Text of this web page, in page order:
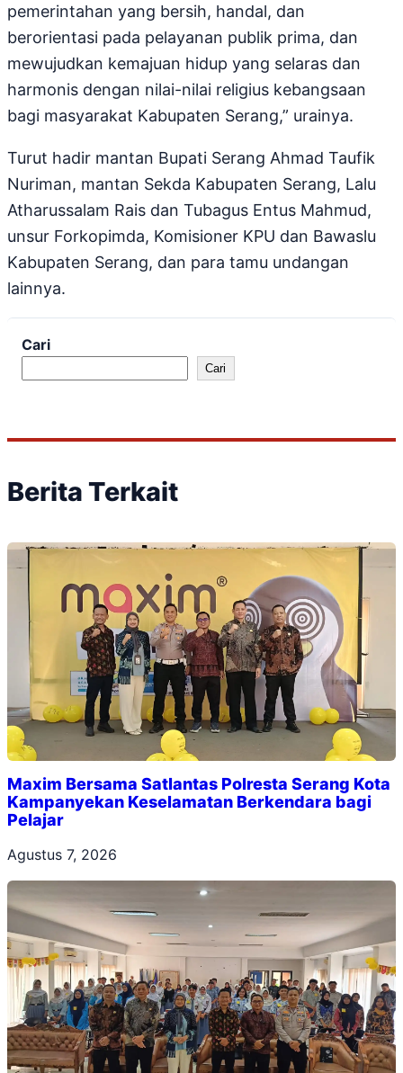
pemerintahan yang bersih, handal, dan
berorientasi pada pelayanan publik prima, dan
mewujudkan kemajuan hidup yang selaras dan
harmonis dengan nilai-nilai religius kebangsaan
bagi masyarakat Kabupaten Serang,” urainya.
Turut hadir mantan Bupati Serang Ahmad Taufik
Nuriman, mantan Sekda Kabupaten Serang, Lalu
Atharussalam Rais dan Tubagus Entus Mahmud,
unsur Forkopimda, Komisioner KPU dan Bawaslu
Kabupaten Serang, dan para tamu undangan
lainnya.
Cari
Cari
Berita Terkait
Maxim Bersama Satlantas Polresta Serang Kota
Kampanyekan Keselamatan Berkendara bagi
Pelajar
Agustus 7, 2026